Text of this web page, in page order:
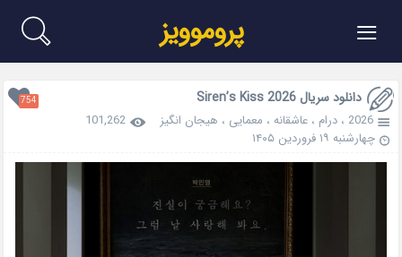
≡ پروموویز
دانلود سریال Siren’s Kiss 2026 754
2026 ،درام ،عاشقانه ، معمایی ، هیجان انگیز
101,262
چهارشنبه ۱۹ فروردین ۱۴۰۵